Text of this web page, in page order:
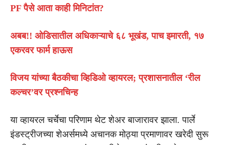
PF पैसे आता काही मिनिटांत?
अबब!! ओडिसातील अधिकाऱ्याचे ६८ भूखंड, पाच इमारती, १७
एकरवर फार्म हाऊस
विजय यांच्या बैठकीचा व्हिडिओ व्हायरल; प्रशासनातील ‘रील
कल्चर’वर प्रश्नचिन्ह
या व्हायरल चर्चेचा परिणाम थेट शेअर बाजारावर झाला. पार्ले
इंडस्ट्रीजच्या शेअर्समध्ये अचानक मोठ्या प्रमाणावर खरेदी सुरू